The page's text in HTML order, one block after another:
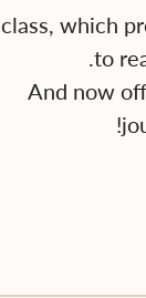
class, which
And now